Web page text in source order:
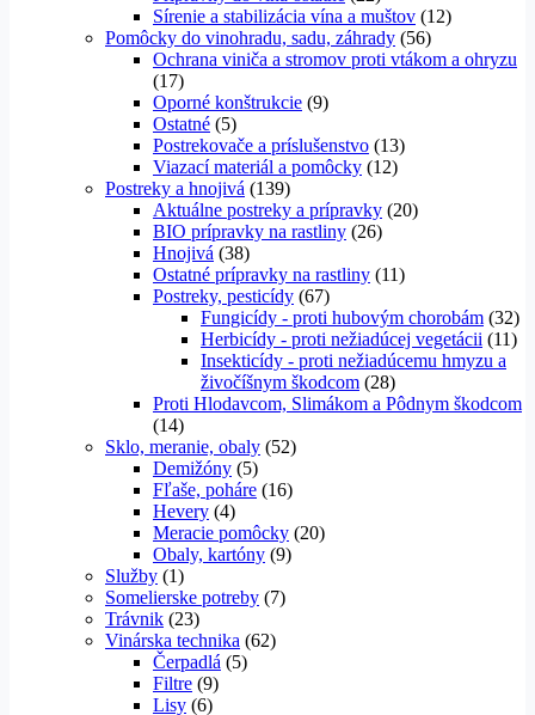
Sírenie a stabilizácia vína a muštov (12)
Pomôcky do vinohradu, sadu, záhrady (56)
Ochrana viniča a stromov proti vtákom a ohryzu
(17)
Oporné konštrukcie (9)
Ostatné (5)
Postrekovače a príslušenstvo (13)
Viazací materiál a pomôcky (12)
Postreky a hnojivá (139)
Aktuálne postreky a prípravky (20)
BIO prípravky na rastliny (26)
Hnojivá (38)
Ostatné prípravky na rastliny (11)
Postreky, pesticídy (67)
Fungicídy - proti hubovým chorobám (32)
Herbicídy - proti nežiadúcej vegetácii (11)
Insekticídy - proti nežiadúcemu hmyzu a
živočíšnym škodcom (28)
Proti Hlodavcom, Slimákom a Pôdnym škodcom
(14)
Sklo, meranie, obaly (52)
Demižóny (5)
Fľaše, poháre (16)
Hevery (4)
Meracie pomôcky (20)
Obaly, kartóny (9)
Služby (1)
Somelierske potreby (7)
Trávnik (23)
Vinárska technika (62)
Čerpadlá (5)
Filtre (9)
Lisy (6)